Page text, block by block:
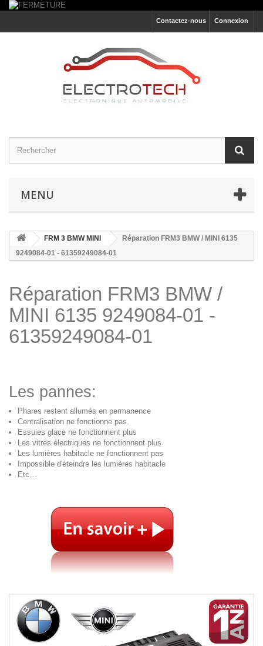
Connexion
Contactez-nous
MENU
FRM 3 BMW MINI
Réparation FRM3 BMW / MINI 6135
9249084-01 - 61359249084-01
Réparation FRM3 BMW /
MINI 6135 9249084-01 -
61359249084-01
Les pannes:
Phares restent allumés en permanence
Centralisation ne fonctionne pas.
Essuies glace ne fonctionnent plus
Les vitres électriques ne fonctionnent plus
Les lumières habitacle ne fonctionnent pas
Impossible d'éteindre les lumières habitacle
Etc…